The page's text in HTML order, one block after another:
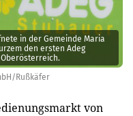
Rußkäfer
in der Gemeinde Maria
den ersten Adeg
von